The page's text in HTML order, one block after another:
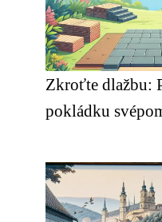
Zkroťte dlažbu:
pokládku